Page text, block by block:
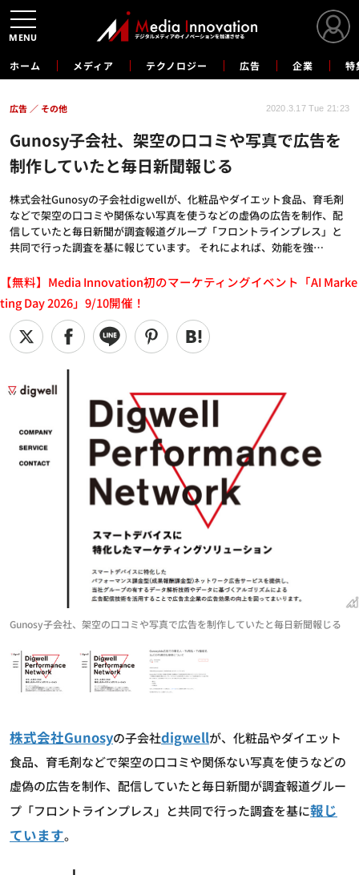
ホーム メディア テクノロジー 広告 企業 特
Gunosy子会社、架空の口コミや写真で広告を
制作していたと毎日新聞報じる
株式会社Gunosyの子会社digwellが、化粧品やダイエット食品、育毛剤
などで架空の口コミや関係ない写真を使うなどの虚偽の広告を制作、配
信していたと毎日新聞が調査報道グループ「フロントラインプレス」と
共同で行った調査を基に報じています。 それによれば、効能を強…
広告 その他 2020.3.17 Tue 21:23
【無料】Media Innovation初のマーケティングイベント「AI Marke
ting Day 2026」9/10開催！
Gunosy子会社、架空の口コミや写真で広告を制作していたと毎日新聞報じる
株式会社Gunosyの子会社digwellが、化粧品やダイエット
食品、育毛剤などで架空の口コミや関係ない写真を使うなどの
虚偽の広告を制作、配信していたと毎日新聞が調査報道グルー
プ「フロントラインプレス」と共同で行った調査を基に報じ
ています。
MENU